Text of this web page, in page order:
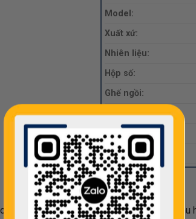
Model:
Xuất xứ:
Nhiên liệu:
Hộp số:
Ghế ngồi:
Năn sảm xuất:
ODO:
Giá:
4,7 vạn Km, Xe biển Hải Phòng (đã thu